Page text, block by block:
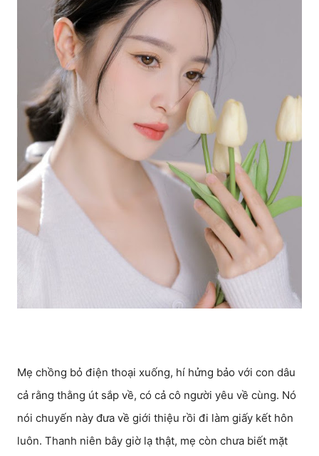
Mẹ chồng bỏ điện thoại xuống, hí hửng bảo với con dâu
cả rằng thằng út sắp về, có cả cô người yêu về cùng. Nó
nói chuyến này đưa về giới thiệu rồi đi làm giấy kết hôn
luôn. Thanh niên bây giờ lạ thật, mẹ còn chưa biết mặt